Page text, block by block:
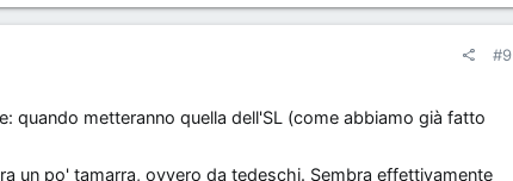
#9
quando metteranno quella dell'SL (come abbiamo già fatto
un po' tamarra, ovvero da tedeschi. Sembra effettivamente